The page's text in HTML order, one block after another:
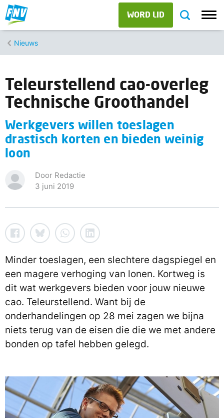
WORD LID
Nieuws
Teleurstellend cao-overleg
Technische Groothandel
Werkgevers willen toeslagen
drastisch korten en bieden weinig
loon
Door Redactie
3 juni 2019
Minder toeslagen, een slechtere dagspiegel en
een magere verhoging van lonen. Kortweg is
dit wat werkgevers bieden voor jouw nieuwe
cao. Teleurstellend. Want bij de
onderhandelingen op 28 mei zagen we bijna
niets terug van de eisen die die we met andere
bonden op tafel hebben gelegd.